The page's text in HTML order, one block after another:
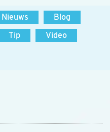
Nieuws
Blog
Tip
Video